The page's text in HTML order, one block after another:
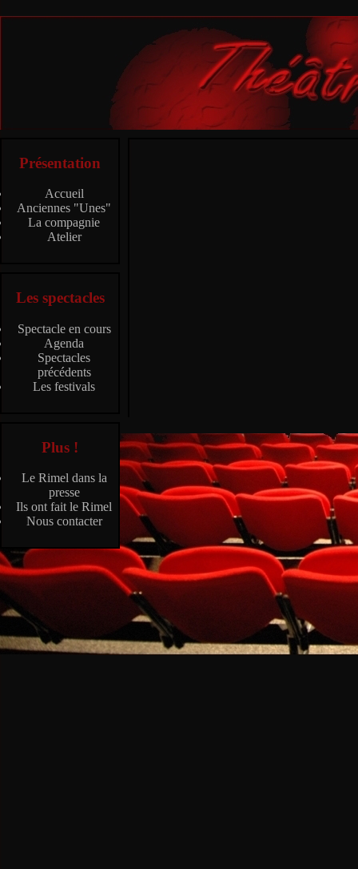
Présentation
Accueil
Anciennes "Unes"
La compagnie
Atelier
Les spectacles
Spectacle en cours
Agenda
Spectacles
précédents
Les festivals
Plus !
Le Rimel dans la
presse
Ils ont fait le Rimel
Nous contacter